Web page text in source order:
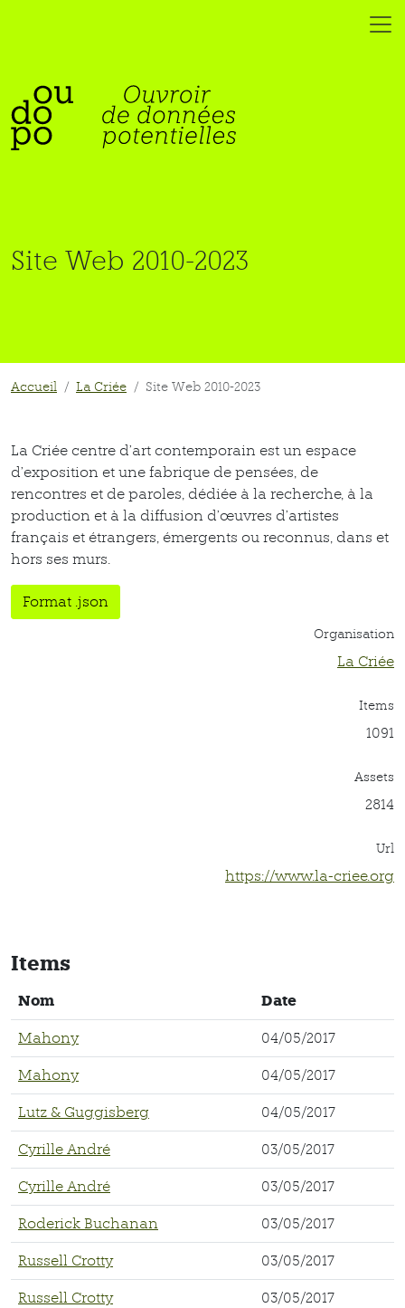
Site Web 2010-2023
Accueil La Criée Site Web 2010-2023
La Criée centre d’art contemporain est un espace
d’exposition et une fabrique de pensées, de
rencontres et de paroles, dédiée à la recherche, à la
production et à la diffusion d’œuvres d’artistes
français et étrangers, émergents ou reconnus, dans et
hors ses murs.
Format .json
Organisation
La Criée
Items
1091
Assets
2814
Url
https://www.la-criee.org
Items
Nom Date
Mahony 04/05/2017
Mahony 04/05/2017
Lutz & Guggisberg 04/05/2017
Cyrille André 03/05/2017
Cyrille André 03/05/2017
Roderick Buchanan 03/05/2017
Russell Crotty 03/05/2017
Russell Crotty 03/05/2017